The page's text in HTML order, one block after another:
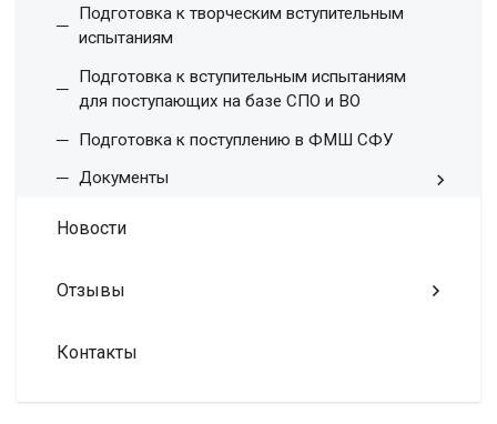
Подготовка к творческим вступительным
испытаниям
Подготовка к вступительным испытаниям
для поступающих на базе СПО и ВО
Подготовка к поступлению в ФМШ СФУ
Документы
Новости
Отзывы
Контакты